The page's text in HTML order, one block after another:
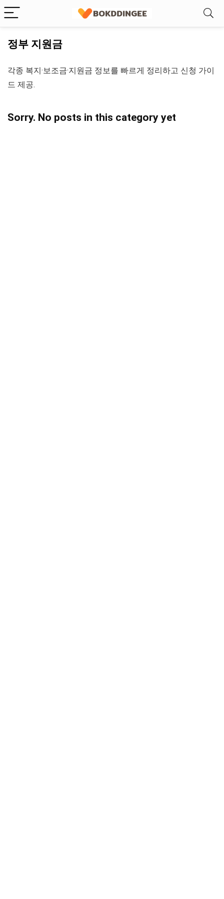
정부 지원금
각종 복지·보조금·지원금 정보를 빠르게 정리하고 신청 가이
드 제공.
Sorry. No posts in this category yet